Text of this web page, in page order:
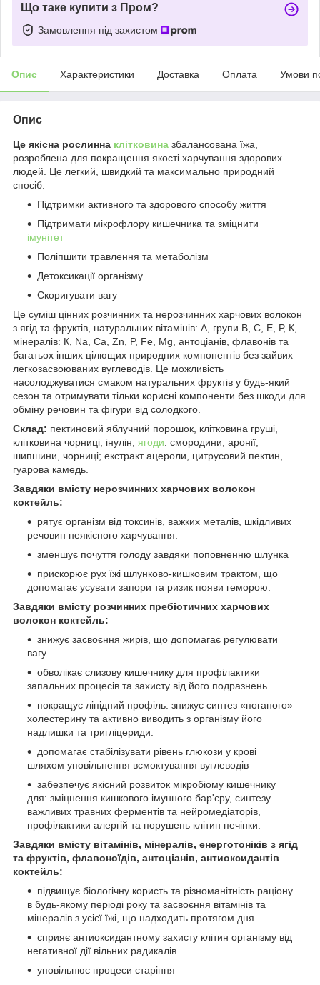
Що таке купити з Пром?
Замовлення під захистом
Опис Характеристики Доставка Оплата Умови
Опис
Це якісна рослинна клітковина збалансована їжа,
розроблена для покращення якості харчування здорових
людей. Це легкий, швидкий та максимально природний
спосіб:
Підтримки активного та здорового способу життя
Підтримати мікрофлору кишечника та зміцнити
імунітет
Поліпшити травлення та метаболізм
Детоксикації організму
Скоригувати вагу
Це суміш цінних розчинних та нерозчинних харчових волокон
з ягід та фруктів, натуральних вітамінів: А, групи В, С, E, Р, К,
мінералів: К, Na, Са, Zn, P, Fe, Mg, антоціанів, флавонів та
багатьох інших цілющих природних компонентів без зайвих
легкозасвоюваних вуглеводів. Це можливість
насолоджуватися смаком натуральних фруктів у будь-який
сезон та отримувати тільки корисні компоненти без шкоди для
обміну речовин та фігури від солодкого.
Склад: пектиновий яблучний порошок, клітковина груші,
клітковина чорниці, інулін, ягоди: смородини, аронії,
шипшини, чорниці; екстракт ацероли, цитрусовий пектин,
гуарова камедь.
Завдяки вмісту нерозчинних харчових волокон
коктейль:
рятує організм від токсинів, важких металів, шкідливих
речовин неякісного харчування.
зменшує почуття голоду завдяки поповненню шлунка
прискорює рух їжі шлунково-кишковим трактом, що
допомагає усувати запори та ризик появи геморою.
Завдяки вмісту розчинних пребіотичних харчових
волокон коктейль:
знижує засвоєння жирів, що допомагає регулювати
вагу
обволікає слизову кишечнику для профілактики
запальних процесів та захисту від його подразнень
покращує ліпідний профіль: знижує синтез «поганого»
холестерину та активно виводить з організму його
надлишки та тригліцериди.
допомагає стабілізувати рівень глюкози у крові
шляхом уповільнення всмоктування вуглеводів
забезпечує якісний розвиток мікробіому кишечнику
для: зміцнення кишкового імунного бар'єру, синтезу
важливих травних ферментів та нейромедіаторів,
профілактики алергій та порушень клітин печінки.
Завдяки вмісту вітамінів, мінералів, енерготоніків з ягід
та фруктів, флавоноїдів, антоціанів, антиоксидантів
коктейль:
підвищує біологічну користь та різноманітність раціону
в будь-якому періоді року та засвоєння вітамінів та
мінералів з усієї їжі, що надходить протягом дня.
сприяє антиоксидантному захисту клітин організму від
негативної дії вільних радикалів.
уповільнює процеси старіння